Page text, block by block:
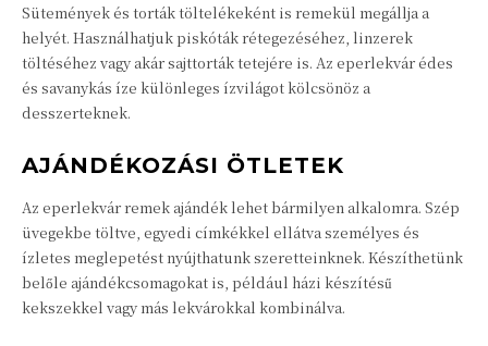
Sütemények és torták töltelékeként is remekül megállja a
helyét. Használhatjuk piskóták rétegezéséhez, linzerek
töltéséhez vagy akár sajttorták tetejére is. Az eperlekvár édes
és savanykás íze különleges ízvilágot kölcsönöz a
desszerteknek.
AJÁNDÉKOZÁSI ÖTLETEK
Az eperlekvár remek ajándék lehet bármilyen alkalomra. Szép
üvegekbe töltve, egyedi címkékkel ellátva személyes és
ízletes meglepetést nyújthatunk szeretteinknek. Készíthetünk
belőle ajándékcsomagokat is, például házi készítésű
kekszekkel vagy más lekvárokkal kombinálva.